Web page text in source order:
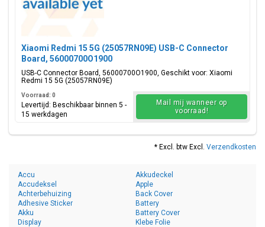
Xiaomi Redmi 15 5G (25057RN09E) USB-C Connector
Board, 56000700O1900
USB-C Connector Board, 56000700O1900, Geschikt voor: Xiaomi
Redmi 15 5G (25057RN09E)
Voorraad: 0
Levertijd: Beschikbaar binnen 5 -
15 werkdagen
Mail mij wanneer op
voorraad!
* Excl. btw Excl. Verzendkosten
Accu
Accudeksel
Achterbehuizing
Adhesive Sticker
Akku
Akkudeckel
Apple
Back Cover
Battery
Battery Cover
Display
Klebe Folie